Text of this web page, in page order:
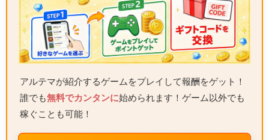
アルテマが紹介するゲームをプレイして報酬をゲット！
誰でも無料でカンタンに始められます！ゲーム以外でも
稼ぐことも可能！